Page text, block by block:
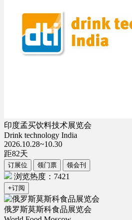
印度孟买饮料技术展览会
Drink technology India
2026.10.28~10.30
距82天
订展位 领门票 领会刊
浏览热度：7421
+订阅
俄罗斯莫斯科食品展览会